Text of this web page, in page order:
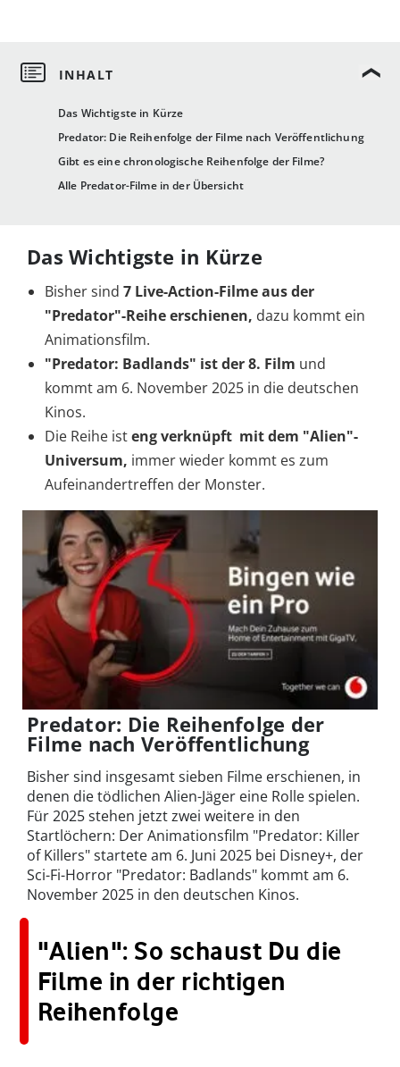
Das Wichtigste in Kürze
Predator: Die Reihenfolge der Filme nach Veröffentlichung
Gibt es eine chronologische Reihenfolge der Filme?
Alle Predator-Filme in der Übersicht
Das Wichtigste in Kürze
Bisher sind 7 Live-Action-Filme aus der
"Predator"-Reihe erschienen, dazu kommt ein
Animationsfilm.
"Predator: Badlands" ist der 8. Film und
kommt am 6. November 2025 in die deutschen
Kinos.
Die Reihe isteng verknüpft mit dem "Alien"-
Universum, immer wieder kommt es zum
Aufeinandertreffen der Monster.
Predator: Die Reihenfolge der
Filme nach Veröffentlichung
Bisher sind insgesamt sieben Filme erschienen, in
denen die tödlichen Alien-Jäger eine Rolle spielen.
Für 2025 stehen jetzt zwei weitere in den
Startlöchern: Der Animationsfilm "Predator: Killer
of Killers" startete am 6. Juni 2025 bei Disney+, der
Sci-Fi-Horror "Predator: Badlands" kommt am 6.
November 2025 in den deutschen Kinos.
"Alien": So schaust Du die
Filme in der richtigen
Reihenfolge